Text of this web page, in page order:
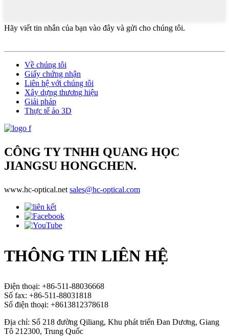
Hãy viết tin nhắn của bạn vào đây và gửi cho chúng tôi.
Về chúng tôi
Giấy chứng nhận
Liên hệ với chúng tôi
Xây dựng thương hiệu
Giải pháp
Thực tế ảo 3D
CÔNG TY TNHH QUANG HỌC
JIANGSU HONGCHEN.
www.hc-optical.net sales@hc-optical.com
THÔNG TIN LIÊN HỆ
Điện thoại: +86-511-88036668
Số fax: +86-511-88031818
Số điện thoại: +8613812378618
Địa chỉ: Số 218 đường Qiliang, Khu phát triển Đan Dương, Giang
Tô 212300, Trung Quốc